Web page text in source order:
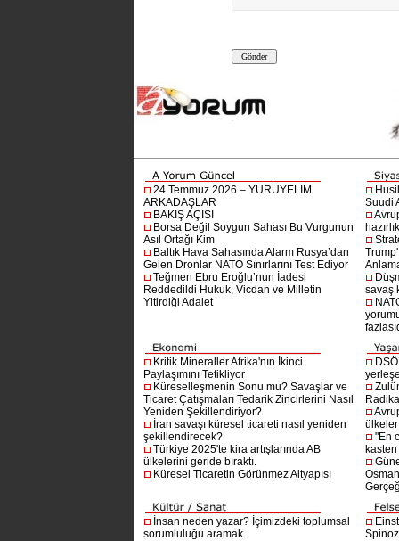
24 Temmuz 2026 – YÜRÜYELİM
ARKADAŞLAR
BAKIŞ AÇISI
Borsa Değil Soygun Sahası Bu Vurgunun
Asıl Ortağı Kim
Baltık Hava Sahasında Alarm Rusya’dan
Gelen Dronlar NATO Sınırlarını Test Ediyor
Teğmen Ebru Eroğlu’nun İadesi
Reddedildi Hukuk, Vicdan ve Milletin
Yitirdiği Adalet
Suudi
savaş
Kritik Mineraller Afrika'nın İkinci
Paylaşımını Tetikliyor
Küreselleşmenin Sonu mu? Savaşlar ve
Ticaret Çatışmaları Tedarik Zincirlerini Nasıl
Yeniden Şekillendiriyor?
İran savaşı küresel ticareti nasıl yeniden
şekillendirecek?
Türkiye 2025'te kira artışlarında AB
ülkelerini geride bıraktı.
Küresel Ticaretin Görünmez Altyapısı
"En
İnsan neden yazar? İçimizdeki toplumsal
sorumluluğu aramak